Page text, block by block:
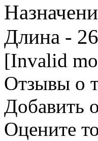
Длина -
[Invalid
Отзывы о
Добавить
Оцените